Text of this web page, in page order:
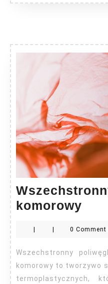
komorowy
0 Comment
Wszechstronny poliwęglan komorowy: poliwęglan
komorowy to tworzywo
termoplastycznych,